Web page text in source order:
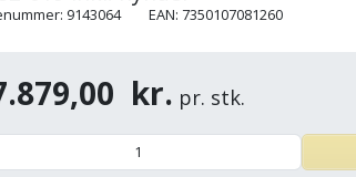
9143064 EAN: 7350107081260
kr. pr. stk.